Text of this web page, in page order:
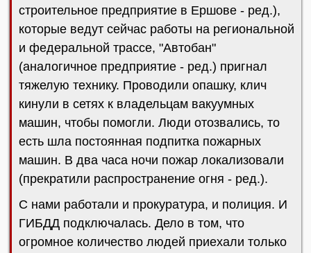
строительное предприятие в Ершове - ред.),
которые ведут сейчас работы на региональной
и федеральной трассе, "Автобан"
(аналогичное предприятие - ред.) пригнал
тяжелую технику. Проводили опашку, клич
кинули в сетях к владельцам вакуумных
машин, чтобы помогли. Люди отозвались, то
есть шла постоянная подпитка пожарных
машин. В два часа ночи пожар локализовали
(прекратили распространение огня - ред.).
С нами работали и прокуратура, и полиция. И
ГИБДД подключалась. Дело в том, что
огромное количество людей приехали только